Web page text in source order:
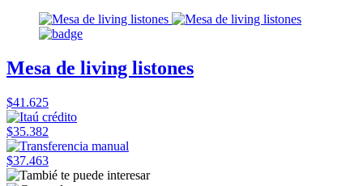
Mesa de living listones
$41.625
$35.382
$37.463